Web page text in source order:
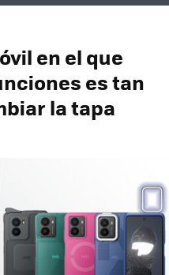
en el que
es tan
la tapa